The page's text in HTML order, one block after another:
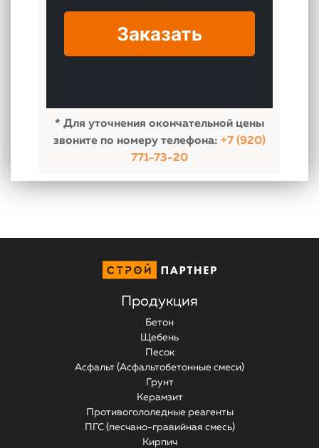
персональных данных
Согласие на обработку
персональных данных
обработки персональных данных
Заказать
* Для уточнения окончательной цены
звоните по номеру телефона: +7 (920)
771-73-20
Продукция
Бетон
Щебень
Песок
Асфальт (Асфальтобетонные смеси)
Грунт
Керамзит
Противогололедные реагенты
ПГС (песчано-гравийная смесь)
Кирпич